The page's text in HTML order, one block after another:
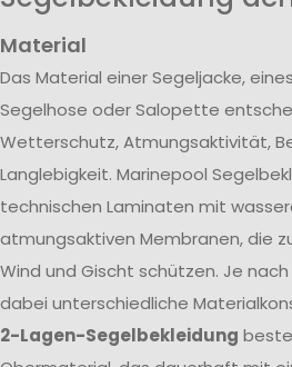
Material
Das Material einer Segeljacke,
Segelhose oder Salopette
Wetterschutz, Atmungsaktivität,
Langlebigkeit. Marinepool
technischen Laminaten mit
atmungsaktiven Membranen, die
Wind und Gischt schützen. Je
dabei unterschiedliche
2-Lagen-Segelbekleidung